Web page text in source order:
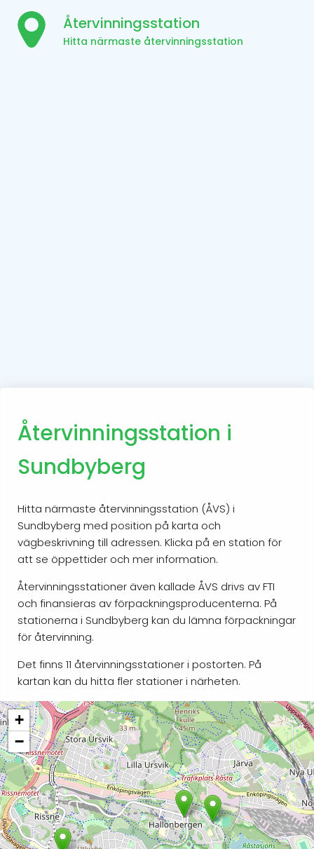
Återvinningsstation
Hitta närmaste återvinningsstation
Återvinningsstation i
Sundbyberg
Hitta närmaste återvinningsstation (ÅVS) i
Sundbyberg med position på karta och
vägbeskrivning till adressen. Klicka på en station för
att se öppettider och mer information.
Återvinningsstationer även kallade ÅVS drivs av FTI
och finansieras av förpackningsproducenterna. På
stationerna i Sundbyberg kan du lämna förpackningar
för återvinning.
Det finns 11 återvinningsstationer i postorten. På
kartan kan du hitta fler stationer i närheten.
+
−